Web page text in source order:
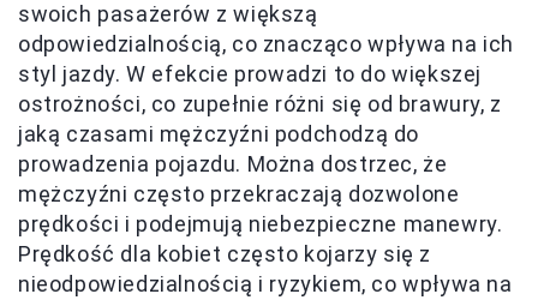
swoich pasażerów z większą
odpowiedzialnością, co znacząco wpływa na ich
styl jazdy. W efekcie prowadzi to do większej
ostrożności, co zupełnie różni się od brawury, z
jaką czasami mężczyźni podchodzą do
prowadzenia pojazdu. Można dostrzec, że
mężczyźni często przekraczają dozwolone
prędkości i podejmują niebezpieczne manewry.
Prędkość dla kobiet często kojarzy się z
nieodpowiedzialnością i ryzykiem, co wpływa na